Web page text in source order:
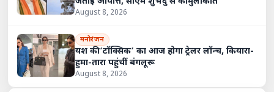
August 8, 2026
मनोरंजन
यश की ‘टॉक्सिक’ का आज होगा ट्रेलर लॉन्च, कियारा-
हुमा-तारा पहुंचीं बंगलूरू
August 8, 2026